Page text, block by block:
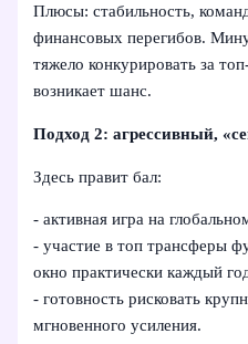
Плюсы: стабильность,
финансовых перегибов.
тяжело конкурировать за
возникает шанс.
Подход 2: агрессивный,
Здесь правит бал:
- активная игра на
- участие в топ трансферы
окно практически каждый
- готовность рисковать
мгновенного усиления.